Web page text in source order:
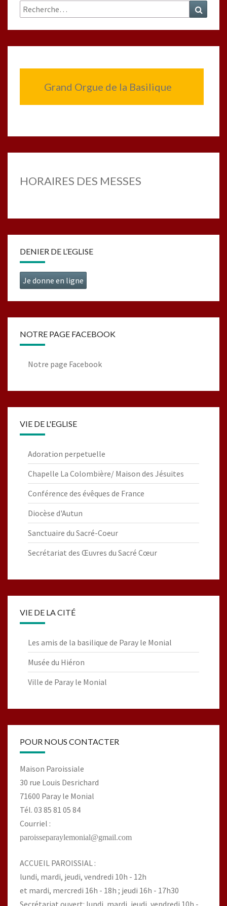
Rechercher :
Grand Orgue de la Basilique
HORAIRES DES MESSES
DENIER DE L’EGLISE
Je donne en ligne
NOTRE PAGE FACEBOOK
Notre page Facebook
VIE DE L'EGLISE
Adoration perpetuelle
Chapelle La Colombière/ Maison des Jésuites
Conférence des évêques de France
Diocèse d'Autun
Sanctuaire du Sacré-Coeur
Secrétariat des Œuvres du Sacré Cœur
VIE DE LA CITÉ
Les amis de la basilique de Paray le Monial
Musée du Hiéron
Ville de Paray le Monial
POUR NOUS CONTACTER
Maison Paroissiale
30 rue Louis Desrichard
71600 Paray le Monial
Tél. 03 85 81 05 84
Courriel :
paroisseparaylemonial@gmail.com
ACCUEIL PAROISSIAL :
lundi, mardi, jeudi, vendredi 10h - 12h
et mardi, mercredi 16h - 18h ; jeudi 16h - 17h30